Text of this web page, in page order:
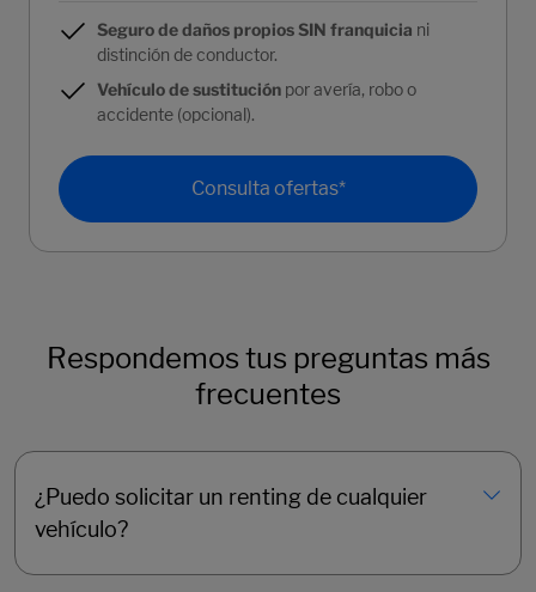
Seguro de daños propios SIN franquicia ni
distinción de conductor.
Vehículo de sustitución por avería, robo o
accidente (opcional).
Consulta ofertas*
Respondemos tus preguntas más
frecuentes
¿Puedo solicitar un renting de cualquier
vehículo?